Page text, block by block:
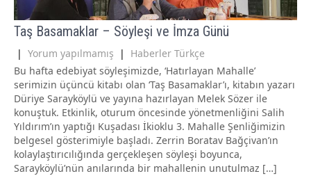
Taş Basamaklar – Söyleşi ve İmza Günü
| Yorum yapılmamış | Haberler Türkçe
Bu hafta edebiyat söyleşimizde, ‘Hatırlayan Mahalle’
serimizin üçüncü kitabı olan ‘Taş Basamaklar’ı, kitabın yazarı
Düriye Sarayköylü ve yayına hazırlayan Melek Sözer ile
konuştuk. Etkinlik, oturum öncesinde yönetmenliğini Salih
Yıldırım’ın yaptığı Kuşadası İkioklu 3. Mahalle Şenliğimizin
belgesel gösterimiyle başladı. Zerrin Boratav Bağçivan’ın
kolaylaştırıcılığında gerçekleşen söyleşi boyunca,
Sarayköylü’nün anılarında bir mahallenin unutulmaz […]